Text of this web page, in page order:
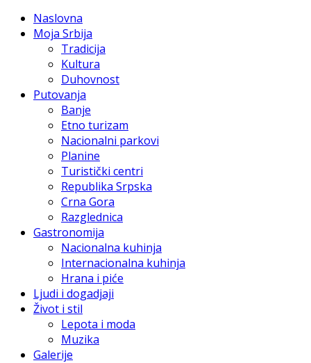
Naslovna
Moja Srbija
Tradicija
Kultura
Duhovnost
Putovanja
Banje
Etno turizam
Nacionalni parkovi
Planine
Turistički centri
Republika Srpska
Crna Gora
Razglednica
Gastronomija
Nacionalna kuhinja
Internacionalna kuhinja
Hrana i piće
Ljudi i dogadjaji
Život i stil
Lepota i moda
Muzika
Galerije